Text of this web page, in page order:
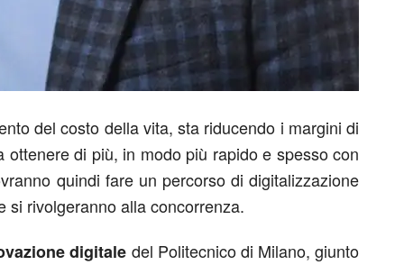
del costo della vita, sta riducendo i margini di
di più, in modo più rapido e spesso con
quindi fare un percorso di digitalizzazione
si rivolgeranno alla concorrenza.
digitale del Politecnico di Milano, giunto